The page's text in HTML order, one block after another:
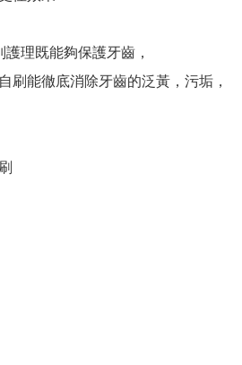
理既能夠保護牙齒，
刷能徹底消除牙齒的泛黃，污垢，